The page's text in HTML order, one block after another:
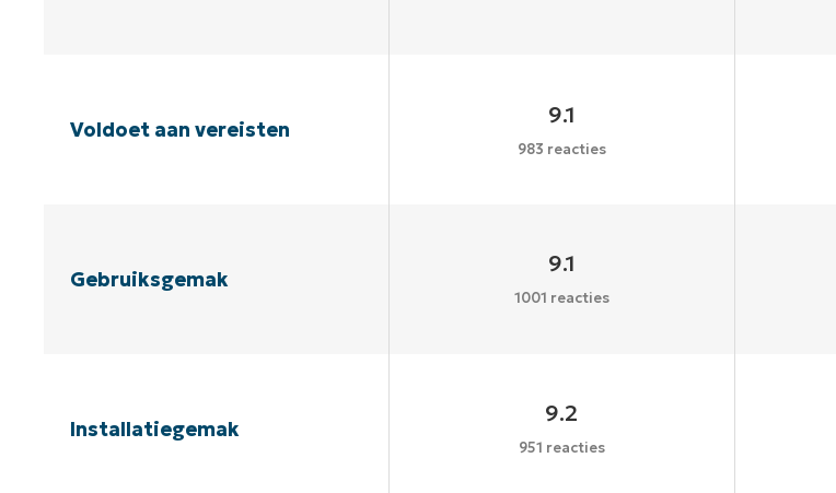
Voldoet aan vereisten
9.1
983 reacties
Gebruiksgemak
9.1
1001 reacties
Installatiegemak
9.2
951 reacties